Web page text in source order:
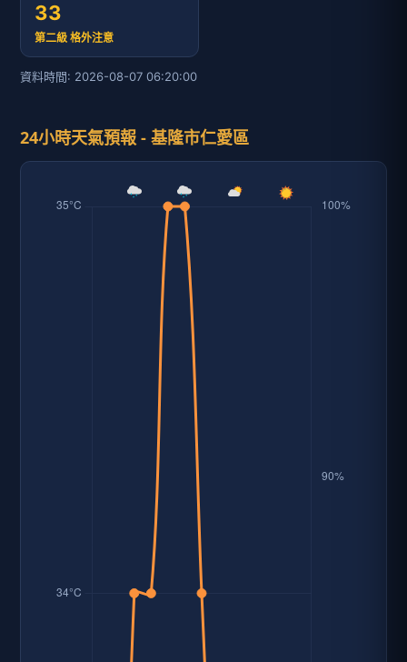
33
第二級 格外注意
資料時間: 2026-08-07 06:20:00
24小時天氣預報 - 基隆市仁愛區